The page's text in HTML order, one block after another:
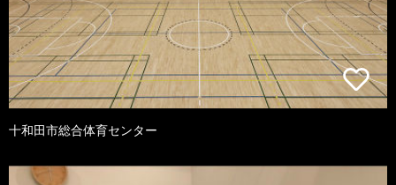
十和田市総合体育センター